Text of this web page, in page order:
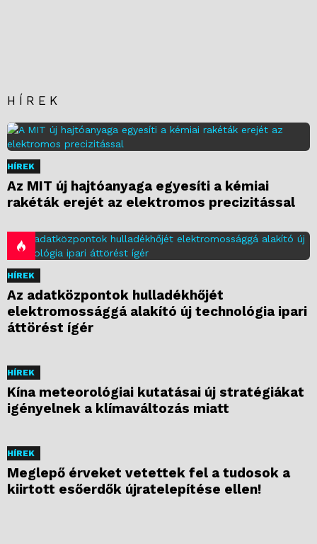
HÍREK
HÍREK
Az MIT új hajtóanyaga egyesíti a kémiai
rakéták erejét az elektromos precizitással
HÍREK
Az adatközpontok hulladékhőjét
elektromossággá alakító új technológia ipari
áttörést ígér
HÍREK
Kína meteorológiai kutatásai új stratégiákat
igényelnek a klímaváltozás miatt
HÍREK
Meglepő érveket vetettek fel a tudosok a
kiirtott esőerdők újratelepítése ellen!